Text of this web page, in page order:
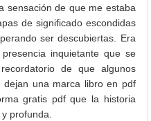
sensación de que me estaba
de significado escondidas
ser descubiertas. Era
inquietante que se
de que algunos
dejan una marca libro en pdf
gratis pdf que la historia
profunda.